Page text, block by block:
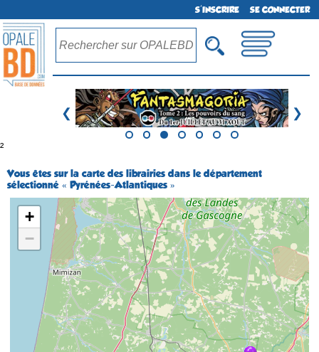
S'INSCRIRE SE CONNECTER
❮ ❯
²
Vous êtes sur la carte des librairies dans le département
sélectionné « Pyrénées-Atlantiques »
+
−